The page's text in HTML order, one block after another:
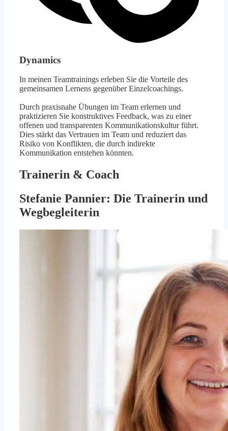
Dynamics
In meinen Teamtrainings erleben Sie die Vorteile des
gemeinsamen Lernens gegenüber Einzelcoachings.
Durch praxisnahe Übungen im Team erlernen und
praktizieren Sie konstruktives Feedback, was zu einer
offenen und transparenten Kommunikationskultur führt.
Dies stärkt das Vertrauen im Team und reduziert das
Risiko von Konflikten, die durch indirekte
Kommunikation entstehen könnten.
Trainerin & Coach
Stefanie Pannier: Die Trainerin und
Wegbegleiterin